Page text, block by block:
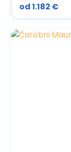
od 1.182 €